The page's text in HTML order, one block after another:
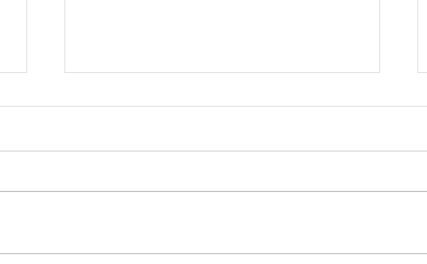
冬のオフィシャルの話